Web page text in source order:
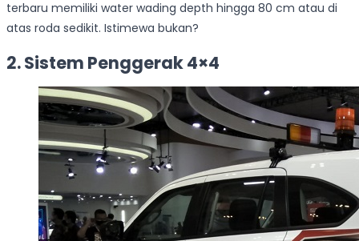
terbaru memiliki water wading depth hingga 80 cm atau di
atas roda sedikit. Istimewa bukan?
2. Sistem Penggerak 4×4